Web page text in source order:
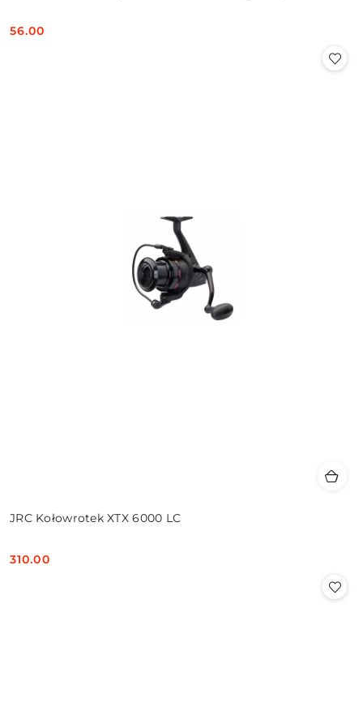
Cena:
56.00
JRC Kołowrotek XTX 6000 LC
Cena:
310.00